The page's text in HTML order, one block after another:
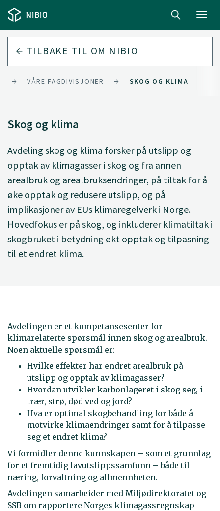
TILBAKE TIL OM NIBIO
VÅRE FAGDIVISJONER SKOG OG KLIMA
Skog og klima
Avdeling skog og klima forsker på utslipp og
opptak av klimagasser i skog og fra annen
arealbruk og arealbruksendringer, på tiltak for å
øke opptak og redusere utslipp, og på
implikasjoner av EUs klimaregelverk i Norge.
Hovedfokus er på skog, og inkluderer klimatiltak i
skogbruket i betydning økt opptak og tilpasning
til et endret klima.
Avdelingen er et kompetansesenter for
klimarelaterte spørsmål innen skog og arealbruk.
Noen aktuelle spørsmål er:
Hvilke effekter har endret arealbruk på
utslipp og opptak av klimagasser?
Hvordan utvikler karbonlageret i skog seg, i
trær, strø, død ved og jord?
Hva er optimal skogbehandling for både å
motvirke klimaendringer samt for å tilpasse
seg et endret klima?
Vi formidler denne kunnskapen – som et grunnlag
for et fremtidig lavutslippssamfunn – både til
næring, forvaltning og allmennheten.
Avdelingen samarbeider med Miljødirektoratet og
SSB om rapportere Norges klimagassregnskap